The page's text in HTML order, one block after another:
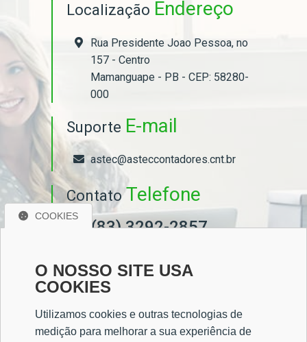
Localização Endereço
Rua Presidente Joao Pessoa, no
157 - Centro
Mamanguape - PB - CEP: 58280-
000
Suporte E-mail
astec@asteccontadores.cnt.br
ContatoTelefone
(83) 3292-2857
(83) 9 9997-1610
Registro
CRC/PB 000221/O-7
COOKIES
O NOSSO SITE USA
COOKIES
Utilizamos cookies e outras tecnologias de
medição para melhorar a sua experiência de